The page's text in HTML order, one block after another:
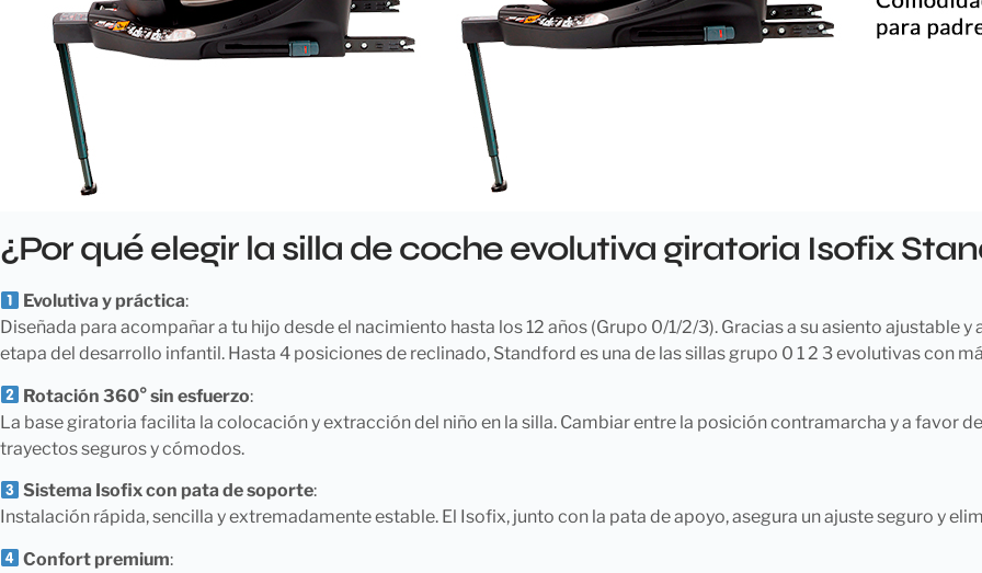
¿Por qué elegir la silla de coche evolutiva giratoria Isofix
Evolutiva y práctica:
Diseñada para acompañar a tu hijo desde el nacimiento hasta los 12 años (Grupo 0/1/2/3). Gracias a su asiento ajustable
etapa del desarrollo infantil. Hasta 4 posiciones de reclinado, Standford es una de las sillas grupo 0 1 2 3 evolutivas con
Rotación 360° sin esfuerzo:
La base giratoria facilita la colocación y extracción del niño en la silla. Cambiar entre la posición contramarcha y a favor
trayectos seguros y cómodos.
Sistema Isofix con pata de soporte:
Instalación rápida, sencilla y extremadamente estable. El Isofix, junto con la pata de apoyo, asegura un ajuste seguro y
Confort premium: